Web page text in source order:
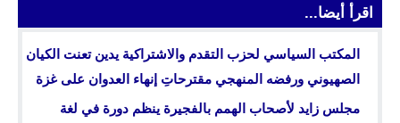
اقرأ أيضا...
المكتب السياسي لحزب التقدم والاشتراكية يدين تعنت الكيان
الصهيوني ورفضه المنهجي مقترحاتِ إنهاء العدوان على غزة
مجلس زايد لأصحاب الهمم بالفجيرة ينظم دورة في لغة